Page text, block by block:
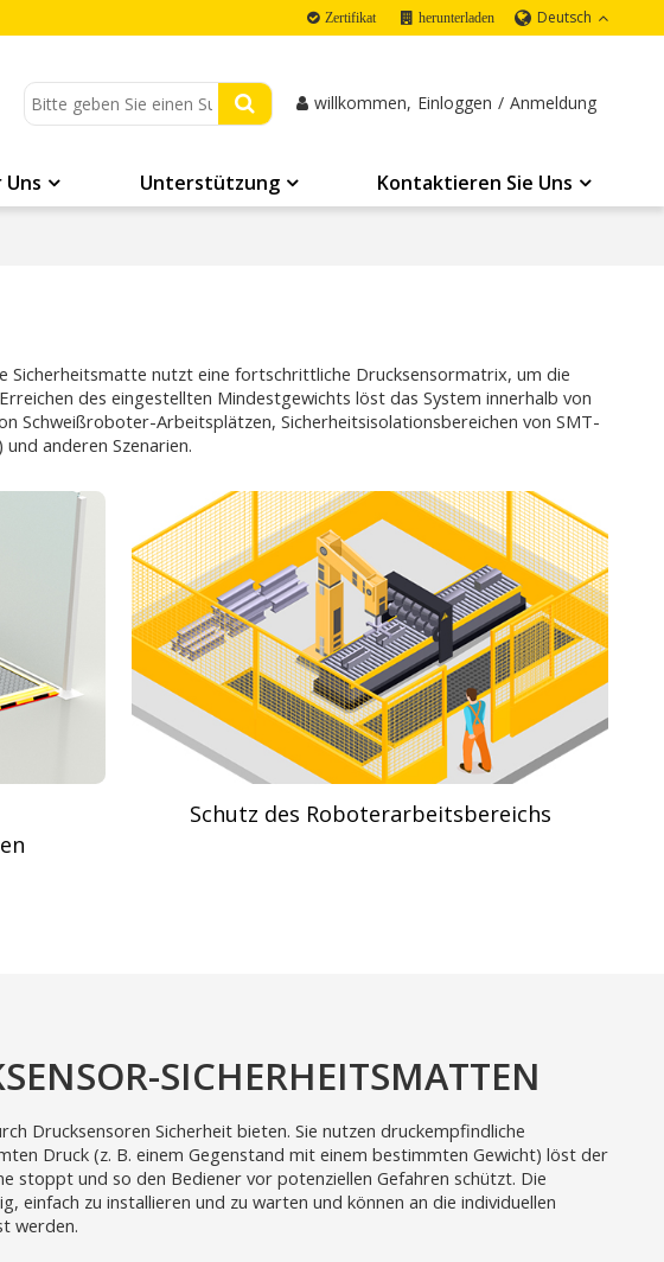
Zertifikat herunterladen Deutsch
willkommen, Einloggen / Anmeldung
Uns Unterstützung Kontaktieren Sie Uns
Sicherheitsmatte nutzt eine fortschrittliche Drucksensormatrix, um die
des eingestellten Mindestgewichts löst das System innerhalb von
Schweißroboter-Arbeitsplätzen, Sicherheitsisolationsbereichen von SMT-
anderen Szenarien.
Schutz des Roboterarbeitsbereichs
SICHERHEITSMATTEN
Drucksensoren Sicherheit bieten. Sie nutzen druckempfindliche
Druck (z. B. einem Gegenstand mit einem bestimmten Gewicht) löst der
stoppt und so den Bediener vor potenziellen Gefahren schützt. Die
einfach zu installieren und zu warten und können an die individuellen
werden.